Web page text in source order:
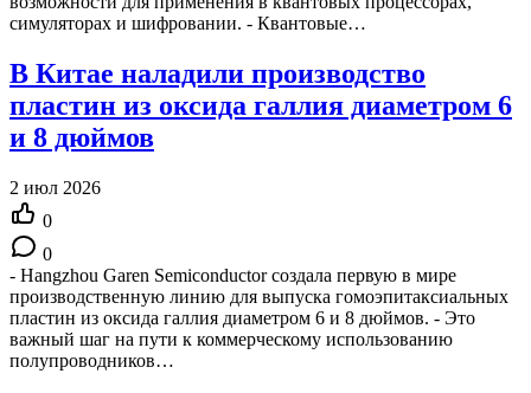
симуляторах и шифровании. - Квантовые…
В Китае наладили производство
пластин из оксида галлия диаметром 6
и 8 дюймов
2 июл 2026
0
0
- Hangzhou Garen Semiconductor создала первую в мире
производственную линию для выпуска гомоэпитаксиальных
пластин из оксида галлия диаметром 6 и 8 дюймов. - Это
важный шаг на пути к коммерческому использованию
полупроводников…